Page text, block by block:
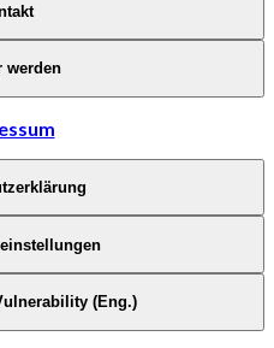
werden
(Eng.)